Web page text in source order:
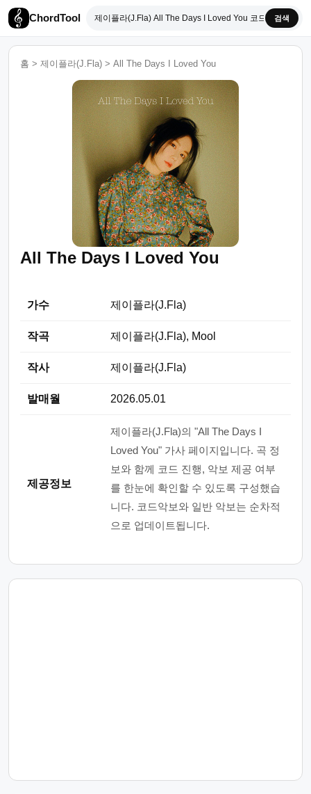
ChordTool 검색
홈 > 제이플라(J.Fla) > All The Days I Loved You
All The Days I Loved You
가수 제이플라(J.Fla)
작곡 제이플라(J.Fla), Mool
작사 제이플라(J.Fla)
발매월 2026.05.01
제공정보
제이플라(J.Fla)의 "All The Days I
Loved You" 가사 페이지입니다. 곡 정
보와 함께 코드 진행, 악보 제공 여부
를 한눈에 확인할 수 있도록 구성했습
니다. 코드악보와 일반 악보는 순차적
으로 업데이트됩니다.